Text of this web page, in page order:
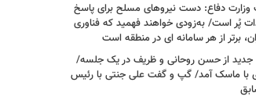
دفاع: دست نیروهای مسلح برای پاسخ
پُر است/ به‌زودی خواهند فهمید که فناوری
برتر از هر سامانه ای در منطقه است
جدید از حسن روحانی و ظریف در یک جلسه/
با ماسک آمد/ گپ و گفت علی جنتی با رئیس